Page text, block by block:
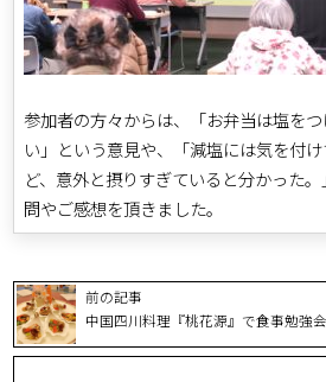
参加者の方々からは、「お弁当は塩を
い」という意見や、「減塩には気を付
ど、意外と摂りすぎていると分かった
問やご感想を頂きました。
前の記事
中国四川料理『桃花源』で食事勉強